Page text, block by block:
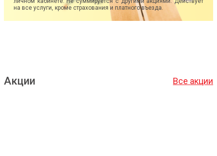
на все услуги, кроме страхования и платного въезда.
Акции Все акции